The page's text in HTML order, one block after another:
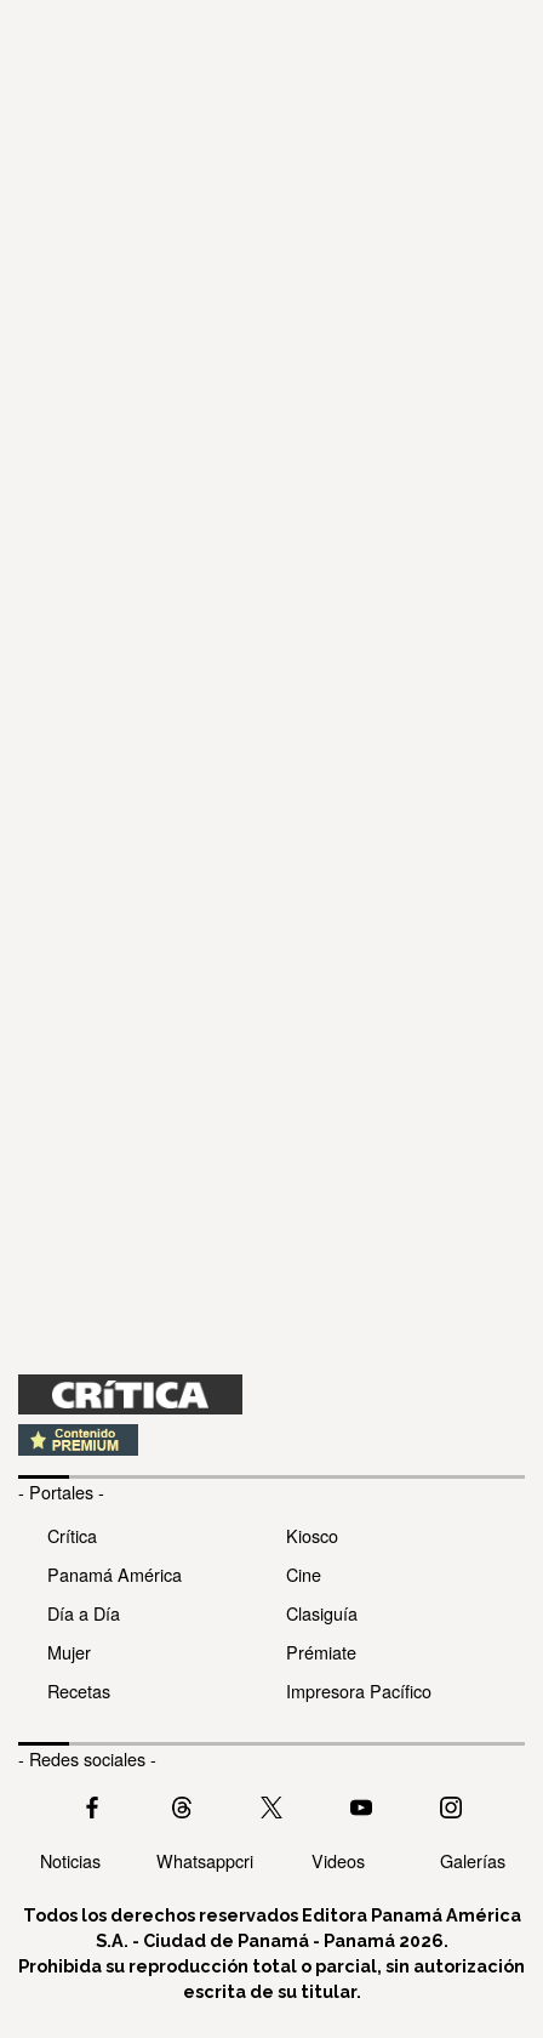
- Portales -
Crítica
Panamá América
Día a Día
Mujer
Recetas
Kiosco
Cine
Clasiguía
Prémiate
Impresora Pacífico
- Redes sociales -
Noticias Whatsappcri Videos Galerías
Todos los derechos reservados Editora Panamá América
S.A. - Ciudad de Panamá - Panamá 2026.
Prohibida su reproducción total o parcial, sin autorización
escrita de su titular.